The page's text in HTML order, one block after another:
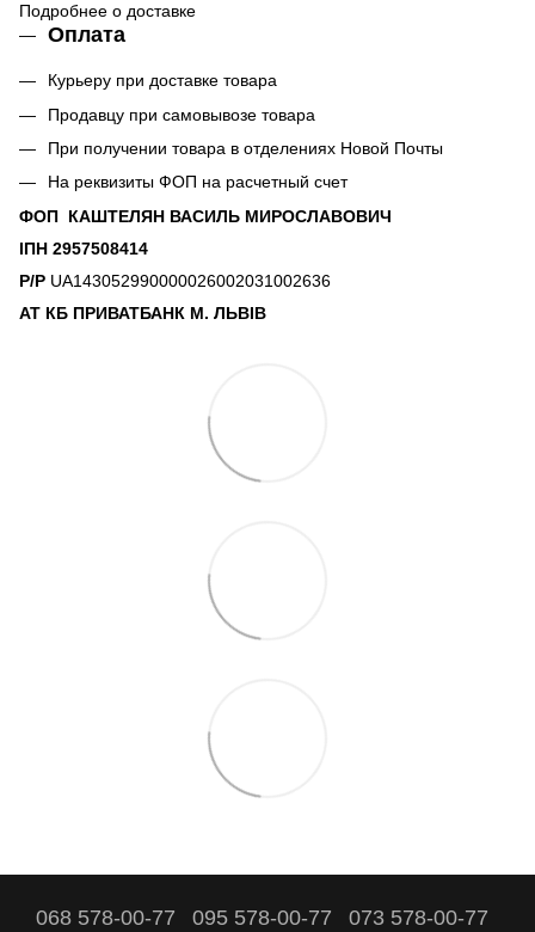
Подробнее о доставке
Оплата
Курьеру при доставке товара
Продавцу при самовывозе товара
При получении товара в отделениях Новой Почты
На реквизиты ФОП на расчетный счет
ФОП КАШТЕЛЯН ВАСИЛЬ МИРОСЛАВОВИЧ
ІПН 2957508414
Р/Р UA143052990000026002031002636
АТ КБ ПРИВАТБАНК М. ЛЬВІВ
068 578-00-77 095 578-00-77 073 578-00-77